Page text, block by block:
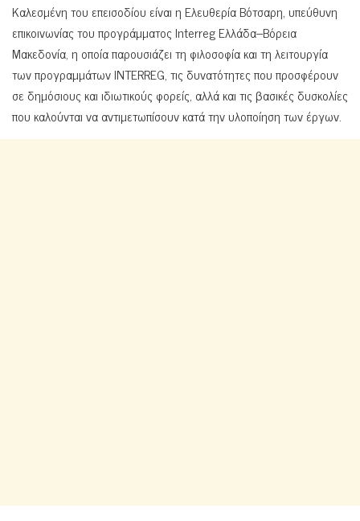
Καλεσμένη του επεισοδίου είναι η Ελευθερία Βότσαρη, υπεύθυνη
επικοινωνίας του προγράμματος Interreg Ελλάδα–Βόρεια
Μακεδονία, η οποία παρουσιάζει τη φιλοσοφία και τη λειτουργία
των προγραμμάτων INTERREG, τις δυνατότητες που προσφέρουν
σε δημόσιους και ιδιωτικούς φορείς, αλλά και τις βασικές δυσκολίες
που καλούνται να αντιμετωπίσουν κατά την υλοποίηση των έργων.